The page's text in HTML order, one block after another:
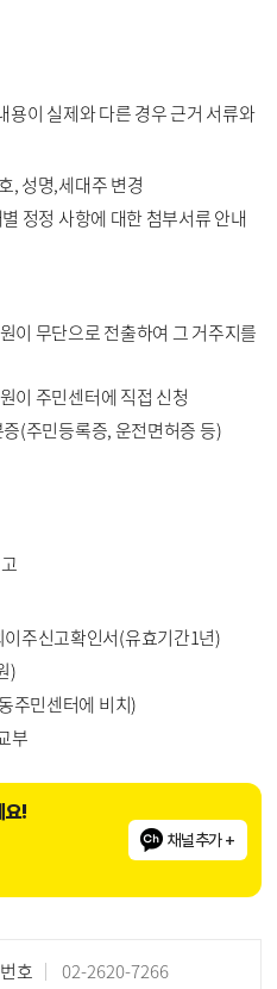
용이 실제와 다른 경우 근거 서류와
, 성명,세대주 변경
정정 사항에 대한 첨부서류 안내
이 무단으로 전출하여 그 거주지를
이 주민센터에 직접 신청
(주민등록증, 운전면허증 등)
주신고확인서(유효기간1년)
)
주민센터에 비치)
부
요!
채널추가 +
호
02-2620-7266